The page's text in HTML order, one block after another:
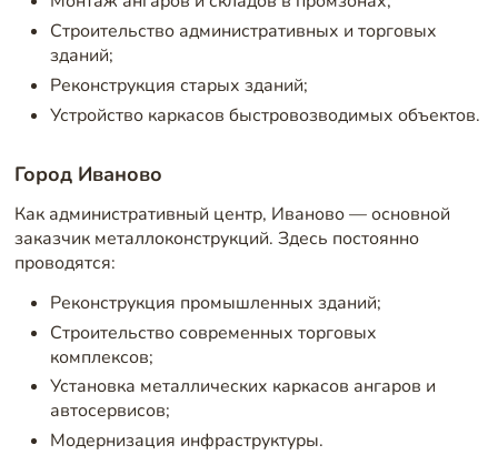
Строительство административных и торговых
зданий;
Реконструкция старых зданий;
Устройство каркасов быстровозводимых объектов.
Город Иваново
Как административный центр, Иваново — основной
заказчик металлоконструкций. Здесь постоянно
проводятся:
Реконструкция промышленных зданий;
Строительство современных торговых
комплексов;
Установка металлических каркасов ангаров и
автосервисов;
Модернизация инфраструктуры.